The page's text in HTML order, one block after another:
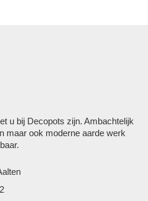
u bij Decopots zijn. Ambachtelijk
maar ook moderne aarde werk